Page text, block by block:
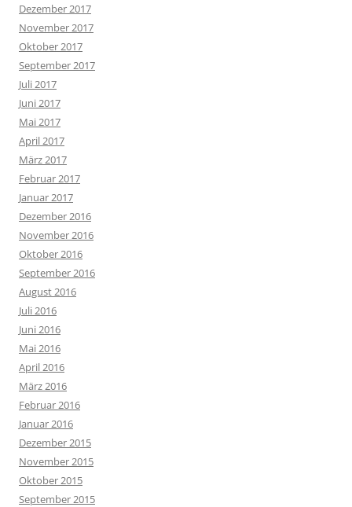
Dezember 2017
November 2017
Oktober 2017
September 2017
Juli 2017
Juni 2017
Mai 2017
April 2017
März 2017
Februar 2017
Januar 2017
Dezember 2016
November 2016
Oktober 2016
September 2016
August 2016
Juli 2016
Juni 2016
Mai 2016
April 2016
März 2016
Februar 2016
Januar 2016
Dezember 2015
November 2015
Oktober 2015
September 2015